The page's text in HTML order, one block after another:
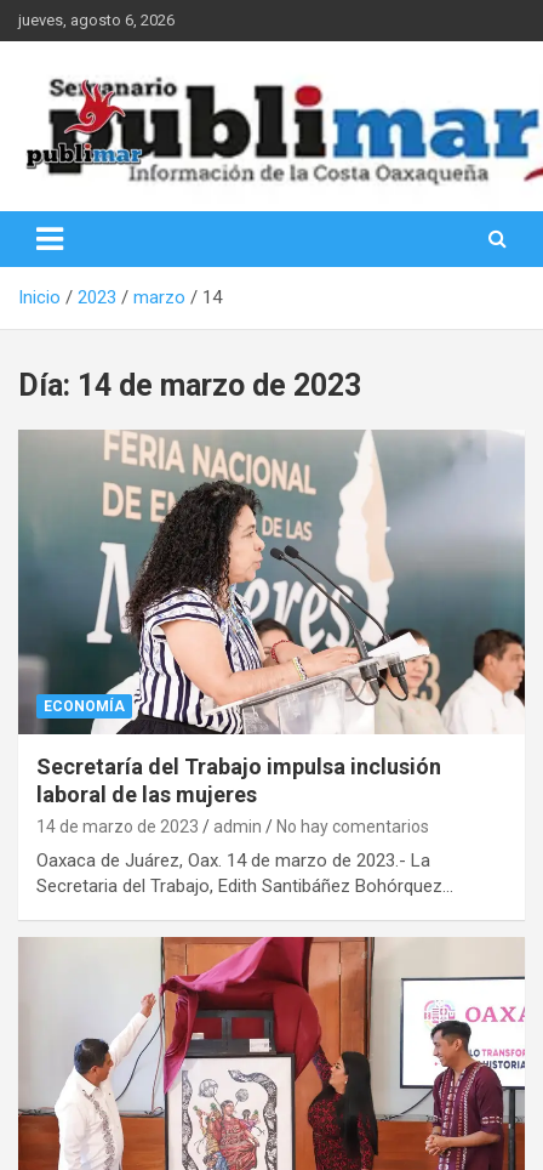
Saltar
al
jueves, agosto 6, 2026
PubliMar
Inicio 2023 marzo 14
Día: 14 de marzo de 2023
ECONOMÍA
Secretaría del Trabajo impulsa inclusión
laboral de las mujeres
14 de marzo de 2023 admin No hay comentarios
Oaxaca de Juárez, Oax. 14 de marzo de 2023.- La
Secretaria del Trabajo, Edith Santibáñez Bohórquez…